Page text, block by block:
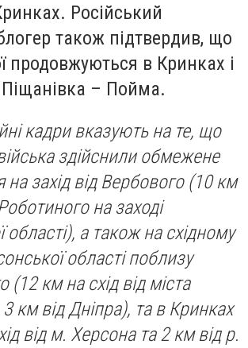
Російський
також підтвердив, що
продовжуються в Кринках і
Піщанівка – Пойма.
кадри вказують на те, що
здійснили обмежене
на захід від Вербового (10 км
на заході
області), а також на східному
області поблизу
(12 км на схід від міста
км від Дніпра), та в Кринках
від м. Херсона та 2 км від р.